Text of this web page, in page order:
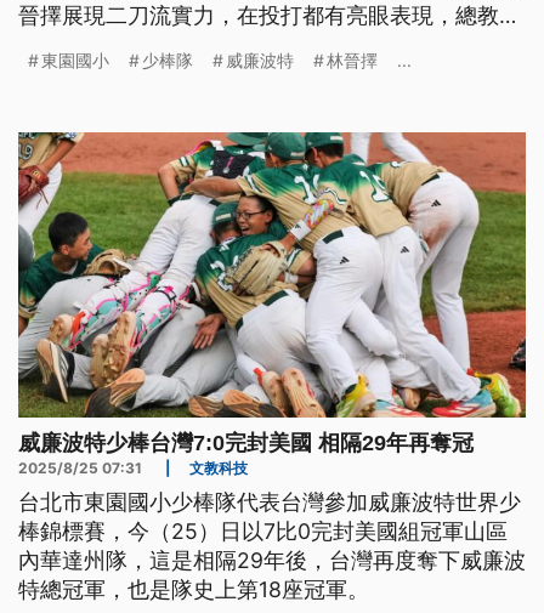
晉擇展現二刀流實力，在投打都有亮眼表現，總教練
參賽終於奪下冠軍。
東園國小 少棒隊 威廉波特 林晉擇 ...
威廉波特少棒台灣7:0完封美國 相隔29年再奪冠
2025/8/25 07:31 文教科技
台北市東園國小少棒隊代表台灣參加威廉波特世界少
棒錦標賽，今（25）日以7比0完封美國組冠軍山區
內華達州隊，這是相隔29年後，台灣再度奪下威廉波
特總冠軍，也是隊史上第18座冠軍。